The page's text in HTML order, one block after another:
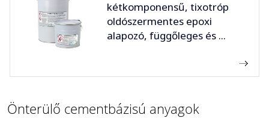
kétkomponensű, tixotróp
oldószermentes epoxi
alapozó, függőleges és ...
Önterülő cementbázisú anyagok